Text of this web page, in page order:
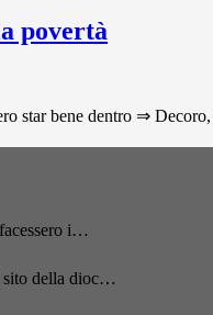
povertà
star bene dentro ⇒
i…
sito della dioc…